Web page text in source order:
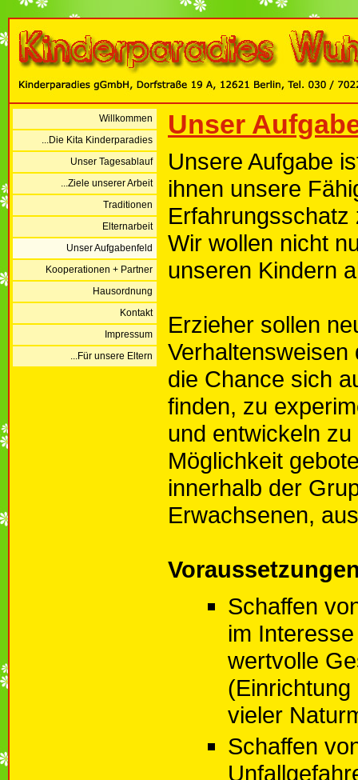
Willkommen
...Die Kita Kinderparadies
Unser Tagesablauf
...Ziele unserer Arbeit
Traditionen
Elternarbeit
Unser Aufgabenfeld
Kooperationen + Partner
Hausordnung
Kontakt
Impressum
...Für unsere Eltern
Unser
Unsere Aufgabe
ihnen unsere
Erfahrungsschatz
Wir wollen nicht
unseren Kindern
Erzieher sollen
Verhaltensweisen
die Chance sich
finden, zu
und entwickeln
Möglichkeit
innerhalb der
Erwachsenen,
Schaffen
im
wertvolle
vieler
Schaffen